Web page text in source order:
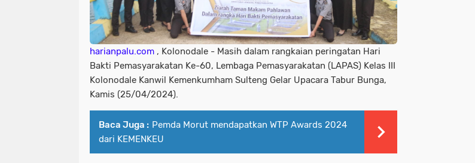
harianpalu.com , Kolonodale - Masih dalam rangkaian peringatan Hari
Bakti Pemasyarakatan Ke-60, Lembaga Pemasyarakatan (LAPAS) Kelas III
Kolonodale Kanwil Kemenkumham Sulteng Gelar Upacara Tabur Bunga,
Kamis (25/04/2024).
Baca Juga : Pemda Morut mendapatkan WTP Awards 2024
dari KEMENKEU